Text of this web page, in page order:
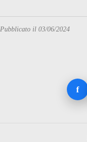
Pubblicato il 03/06/2024
f